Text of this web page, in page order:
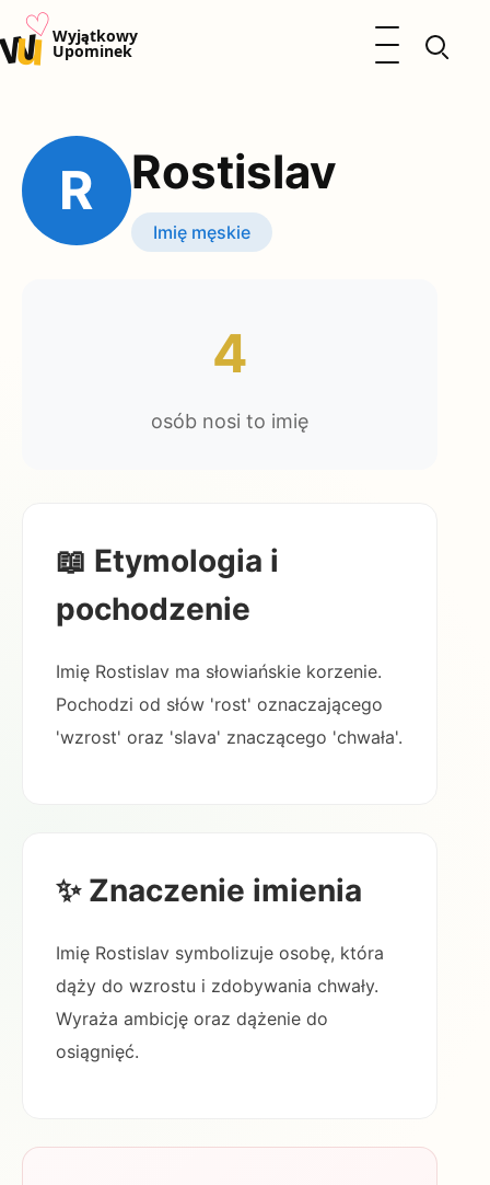
u♡Wyjątkowy
Upominek
Otwórz menu
Kalendarz Imienin
Kobieta
Okazje
Katalog prezentów
R Rostislav
Imię męskie
4
osób nosi to imię
📖 Etymologia i
pochodzenie
Imię Rostislav ma słowiańskie korzenie.
Pochodzi od słów 'rost' oznaczającego
'wzrost' oraz 'slava' znaczącego 'chwała'.
✨ Znaczenie imienia
Imię Rostislav symbolizuje osobę, która
dąży do wzrostu i zdobywania chwały.
Wyraża ambicję oraz dążenie do
osiągnięć.